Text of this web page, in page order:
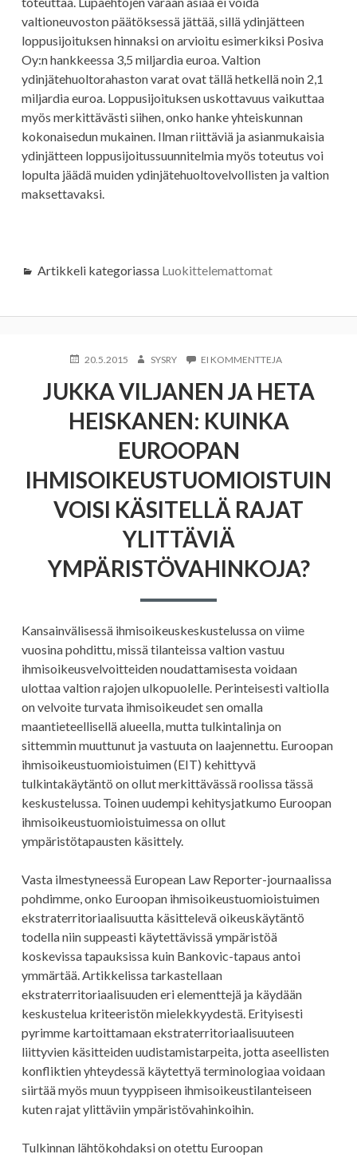
valtioneuvoston päätöksessä jättää, sillä ydinjätteen
loppusijoituksen hinnaksi on arvioitu esimerkiksi Posiva
Oy:n hankkeessa 3,5 miljardia euroa. Valtion
ydinjätehuoltorahaston varat ovat tällä hetkellä noin 2,1
miljardia euroa. Loppusijoituksen uskottavuus vaikuttaa
myös merkittävästi siihen, onko hanke yhteiskunnan
kokonaisedun mukainen. Ilman riittäviä ja asianmukaisia
ydinjätteen loppusijoitussuunnitelmia myös toteutus voi
lopulta jäädä muiden ydinjätehuoltovelvollisten ja valtion
maksettavaksi.
Artikkeli kategoriassa Luokittelemattomat
KIRJOITETTU
20.5.2015 KIRJOITTAJA
SYSRY EI KOMMENTTEJA
VILJANEN
JA
HETA
HEISKANEN:
VOISI
KÄSITELLÄ
RAJAT
JUKKA VILJANEN JA HETA
HEISKANEN: KUINKA
EUROOPAN
IHMISOIKEUSTUOMIOISTUIN
VOISI KÄSITELLÄ RAJAT
YLITTÄVIÄ
YMPÄRISTÖVAHINKOJA?
Kansainvälisessä ihmisoikeuskeskustelussa on viime
vuosina pohdittu, missä tilanteissa valtion vastuu
ihmisoikeusvelvoitteiden noudattamisesta voidaan
ulottaa valtion rajojen ulkopuolelle. Perinteisesti valtiolla
on velvoite turvata ihmisoikeudet sen omalla
maantieteellisellä alueella, mutta tulkintalinja on
sittemmin muuttunut ja vastuuta on laajennettu. Euroopan
ihmisoikeustuomioistuimen (EIT) kehittyvä
tulkintakäytäntö on ollut merkittävässä roolissa tässä
keskustelussa. Toinen uudempi kehitysjatkumo Euroopan
ihmisoikeustuomioistuimessa on ollut
ympäristötapausten käsittely.
Vasta ilmestyneessä European Law Reporter-journaalissa
pohdimme, onko Euroopan ihmisoikeustuomioistuimen
ekstraterritoriaalisuutta käsittelevä oikeuskäytäntö
todella niin suppeasti käytettävissä ympäristöä
koskevissa tapauksissa kuin Bankovic-tapaus antoi
ymmärtää. Artikkelissa tarkastellaan
ekstraterritoriaalisuuden eri elementtejä ja käydään
keskustelua kriteeristön mielekkyydestä. Erityisesti
pyrimme kartoittamaan ekstraterritoriaalisuuteen
liittyvien käsitteiden uudistamistarpeita, jotta aseellisten
konfliktien yhteydessä käytettyä terminologiaa voidaan
siirtää myös muun tyyppiseen ihmisoikeustilanteiseen
kuten rajat ylittäviin ympäristövahinkoihin.
Tulkinnan lähtökohdaksi on otettu Euroopan